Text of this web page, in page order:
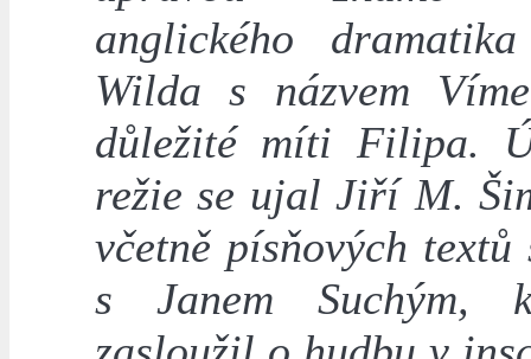
anglického
Wilda s názvem
důležité míti Filipa.
režie se ujal Jiří M.
včetně písňových textů
s Janem Suchým,